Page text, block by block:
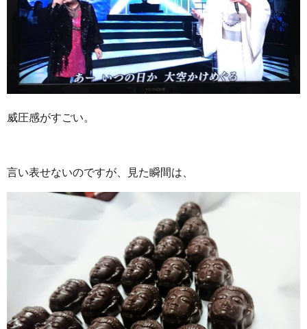
威圧感がすごい。
言い表せないのですが、見た瞬間は、